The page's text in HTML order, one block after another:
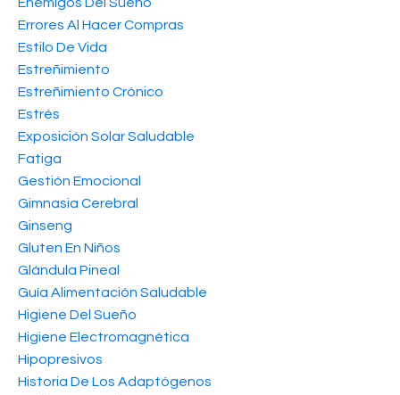
Errores Al Hacer Compras
Estilo De Vida
Estreñimiento
Estreñimiento Crónico
Estrés
Exposición Solar Saludable
Fatiga
Gestión Emocional
Gimnasia Cerebral
Ginseng
Gluten En Niños
Glándula Pineal
Guía Alimentación Saludable
Higiene Del Sueño
Higiene Electromagnética
Hipopresivos
Historia De Los Adaptógenos